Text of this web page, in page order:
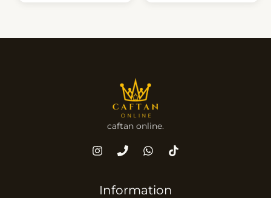
caftan online.
Information